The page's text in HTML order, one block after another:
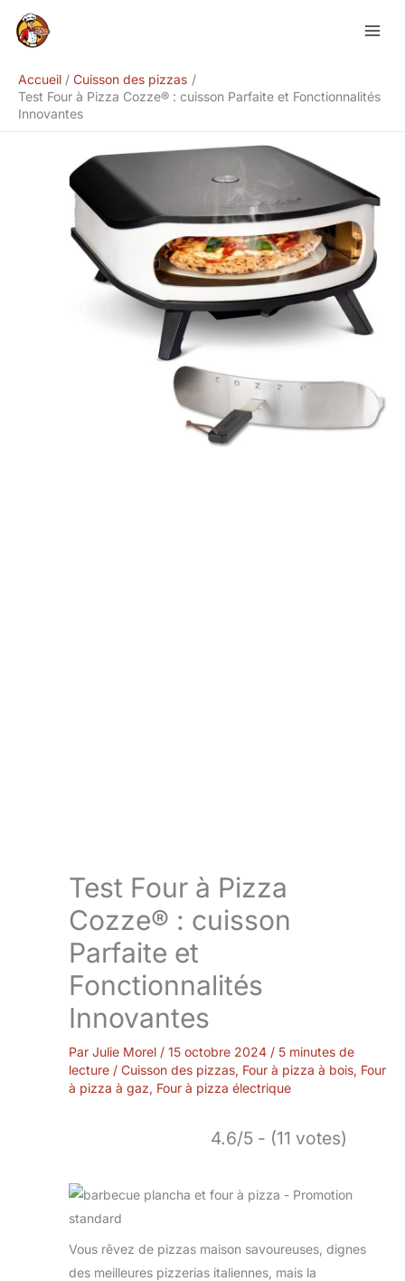
Accueil
Cuisson des pizzas
Test Four à Pizza Cozze® : cuisson Parfaite et Fonctionnalités
Innovantes
Test Four à Pizza
Cozze® : cuisson
Parfaite et
Fonctionnalités
Innovantes
Par Julie Morel / 15 octobre 2024 / 5 minutes de
lecture / Cuisson des pizzas, Four à pizza à bois, Four
à pizza à gaz, Four à pizza électrique
4.6/5 - (11 votes)
Vous rêvez de pizzas maison savoureuses, dignes
des meilleures pizzerias italiennes, mais la
Rechercher